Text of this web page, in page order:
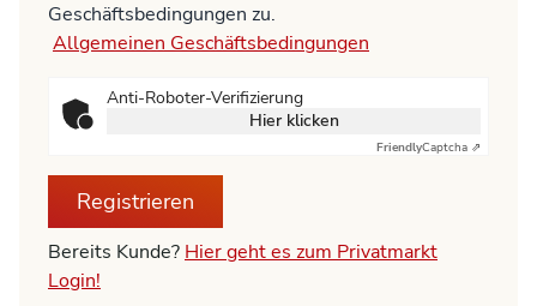
Geschäftsbedingungen zu.
Allgemeinen Geschäftsbedingungen
Anti-Roboter-Verifizierung
Hier klicken
FriendlyCaptcha ⇗
Registrieren
Bereits Kunde? Hier geht es zum Privatmarkt
Login!